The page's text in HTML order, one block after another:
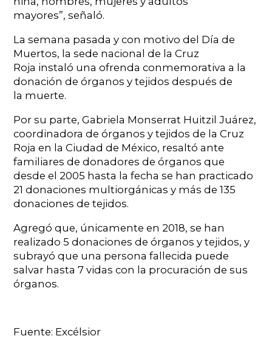
mayores”, señaló.
La semana pasada y con motivo del Día de
Muertos, la sede nacional de la Cruz
Roja instaló una ofrenda conmemorativa a la
donación de órganos y tejidos después de
la muerte.
Por su parte, Gabriela Monserrat Huitzil Juárez,
coordinadora de órganos y tejidos de la Cruz
Roja en la Ciudad de México, resaltó ante
familiares de donadores de órganos que
desde el 2005 hasta la fecha se han practicado
21 donaciones multiorgánicas y más de 135
donaciones de tejidos.
Agregó que, únicamente en 2018, se han
realizado 5 donaciones de órganos y tejidos, y
subrayó que una persona fallecida puede
salvar hasta 7 vidas con la procuración de sus
órganos.
Fuente: Excélsior